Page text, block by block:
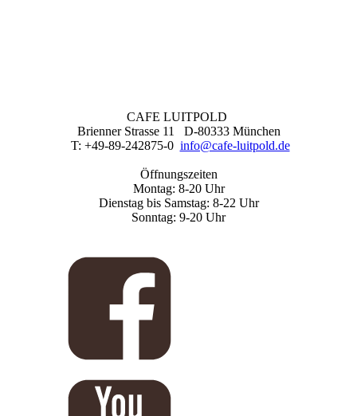
CAFE LUITPOLD
Brienner Strasse 11 D-80333 München
T: +49-89-242875-0 info@cafe-luitpold.de
Öffnungszeiten
Montag: 8-20 Uhr
Dienstag bis Samstag: 8-22 Uhr
Sonntag: 9-20 Uhr